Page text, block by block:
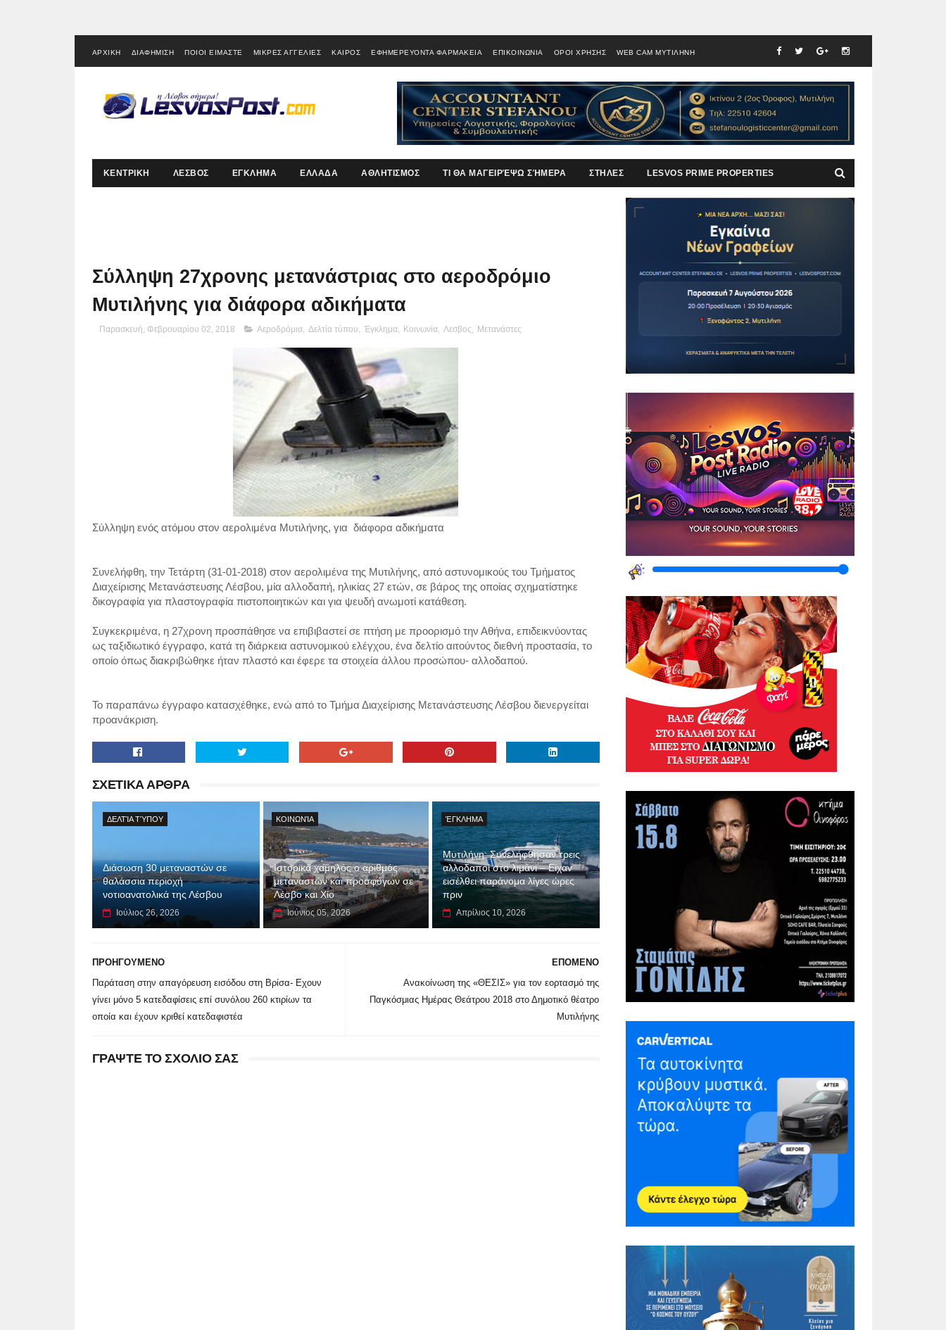
ΑΡΧΙΚΗ ΔΙΑΦΗΜΙΣΗ ΠΟΙΟΙ ΕΙΜΑΣΤΕ ΜΙΚΡΕΣ ΑΓΓΕΛΙΕΣ ΚΑΙΡΟΣ ΕΦΗΜΕΡΕΥΟΝΤΑ ΦΑΡΜΑΚΕΙΑ ΕΠΙΚΟΙΝΩΝΙΑ ΟΡΟΙ ΧΡΗΣΗΣ WEB CAM ΜΥΤΙΛΗΝΗ
ΚΕΝΤΡΙΚΗ ΛΕΣΒΟΣ ΕΓΚΛΗΜΑ ΕΛΛΑΔΑ ΑΘΛΗΤΙΣΜΟΣ ΤΙ ΘΑ ΜΑΓΕΙΡΈΨΩ ΣΉΜΕΡΑ ΣΤΗΛΕΣ LESVOS PRIME PROPERTIES
Σύλληψη 27χρονης μετανάστριας στο αεροδρόμιο
Μυτιλήνης για διάφορα αδικήματα
Παρασκευή, Φεβρουαρίου 02, 2018 Αεροδρόμια, Δελτία τύπου, Έγκλημα, Κοινωνία, Λεσβος, Μετανάστες
Σύλληψη ενός ατόμου στον αερολιμένα Μυτιλήνης, για διάφορα αδικήματα
Συνελήφθη, την Τετάρτη (31-01-2018) στον αερολιμένα της Μυτιλήνης, από αστυνομικούς του Τμήματος
Διαχείρισης Μετανάστευσης Λέσβου, μία αλλοδαπή, ηλικίας 27 ετών, σε βάρος της οποίας σχηματίστηκε
δικογραφία για πλαστογραφία πιστοποιητικών και για ψευδή ανωμοτί κατάθεση.
Συγκεκριμένα, η 27χρονη προσπάθησε να επιβιβαστεί σε πτήση με προορισμό την Αθήνα, επιδεικνύοντας
ως ταξιδιωτικό έγγραφο, κατά τη διάρκεια αστυνομικού ελέγχου, ένα δελτίο αιτούντος διεθνή προστασία, το
οποίο όπως διακριβώθηκε ήταν πλαστό και έφερε τα στοιχεία άλλου προσώπου- αλλοδαπού.
Το παραπάνω έγγραφο κατασχέθηκε, ενώ από το Τμήμα Διαχείρισης Μετανάστευσης Λέσβου διενεργείται
προανάκριση.
ΣΧΕΤΙΚΑ ΑΡΘΡΑ
ΔΕΛΤΊΑ ΤΎΠΟΥ
Διάσωση 30 μεταναστών σε
θαλάσσια περιοχή
νοτιοανατολικά της Λέσβου
Ιούλιος 26, 2026
ΚΟΙΝΩΝΊΑ
Ιστορικά χαμηλός ο αριθμός
μεταναστών και προσφύγων σε
Λέσβο και Χίο
Ιούνιος 05, 2026
ΈΓΚΛΗΜΑ
Μυτιλήνη: Συνελήφθησαν τρεις
αλλοδαποί στο λιμάνι – Είχαν
εισέλθει παράνομα λίγες ώρες
πριν
Απρίλιος 10, 2026
ΕΠΟΜΕΝΟ
Ανακοίνωση της «ΘΕΣΙΣ» για τον εορτασμό της
Παγκόσμιας Ημέρας Θεάτρου 2018 στο Δημοτικό θέατρο
Μυτιλήνης
ΠΡΟΗΓΟΥΜΕΝΟ
Παράταση στην απαγόρευση εισόδου στη Βρίσα- Εχουν
γίνει μόνο 5 κατεδαφίσεις επί συνόλου 260 κτιρίων τα
οποία και έχουν κριθεί κατεδαφιστέα
ΓΡΑΨΤΕ ΤΟ ΣΧΟΛΙΟ ΣΑΣ